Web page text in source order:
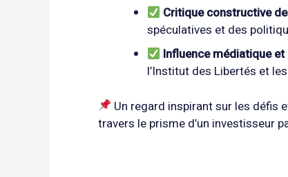
Critique constructive
spéculatives et des
Influence médiatique
l’Institut des Libertés et
Un regard inspirant sur les défis
travers le prisme d’un investisseur